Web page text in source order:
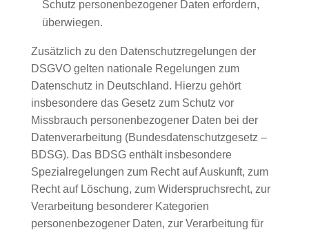
Schutz personenbezogener Daten erfordern,
überwiegen.
Zusätzlich zu den Datenschutzregelungen der
DSGVO gelten nationale Regelungen zum
Datenschutz in Deutschland. Hierzu gehört
insbesondere das Gesetz zum Schutz vor
Missbrauch personenbezogener Daten bei der
Datenverarbeitung (Bundesdatenschutzgesetz –
BDSG). Das BDSG enthält insbesondere
Spezialregelungen zum Recht auf Auskunft, zum
Recht auf Löschung, zum Widerspruchsrecht, zur
Verarbeitung besonderer Kategorien
personenbezogener Daten, zur Verarbeitung für